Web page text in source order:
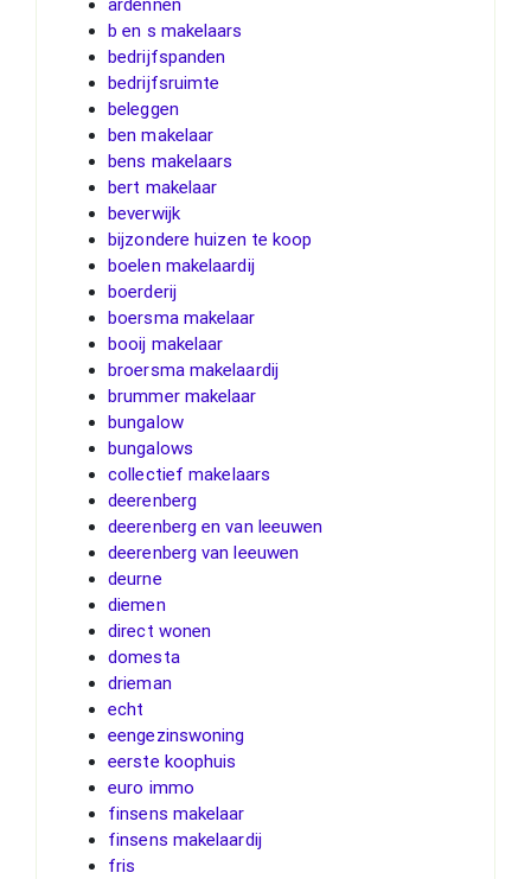
b en s makelaars
bedrijfspanden
bedrijfsruimte
beleggen
ben makelaar
bens makelaars
bert makelaar
beverwijk
bijzondere huizen te koop
boelen makelaardij
boerderij
boersma makelaar
booij makelaar
broersma makelaardij
brummer makelaar
bungalow
bungalows
collectief makelaars
deerenberg
deerenberg en van leeuwen
deerenberg van leeuwen
deurne
diemen
direct wonen
domesta
drieman
echt
eengezinswoning
eerste koophuis
euro immo
finsens makelaar
finsens makelaardij
fris